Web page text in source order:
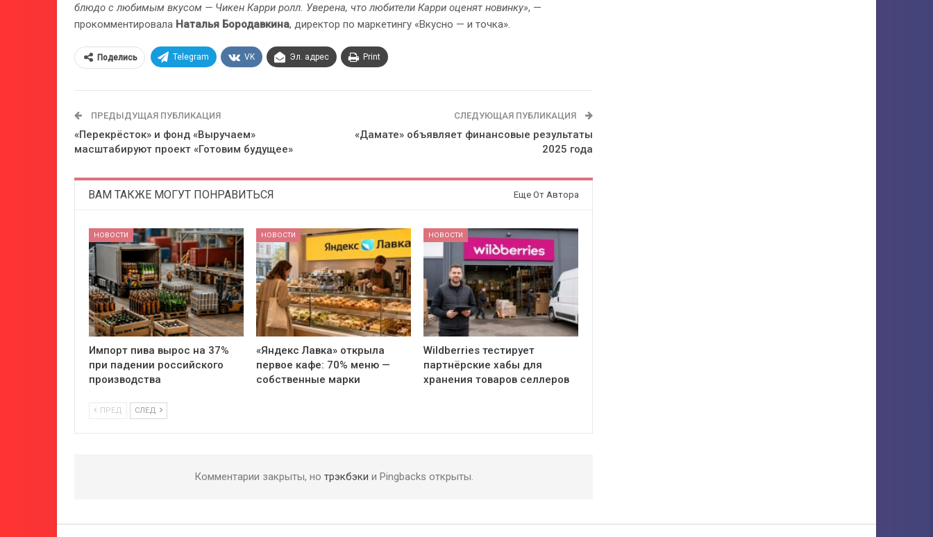
блюдо с любимым вкусом — Чикен Карри ролл. Уверена, что любители Карри оценят новинку», —
прокомментировала Наталья Бородавкина, директор по маркетингу «Вкусно — и точка».
Поделись Telegram VK Эл. адрес Print
ПРЕДЫДУЩАЯ ПУБЛИКАЦИЯ
«Перекрёсток» и фонд «Выручаем»
масштабируют проект «Готовим будущее»
СЛЕДУЮЩАЯ ПУБЛИКАЦИЯ
«Дамате» объявляет финансовые результаты
2025 года
ВАМ ТАКЖЕ МОГУТ ПОНРАВИТЬСЯ Еще От Автора
НОВОСТИ
Импорт пива вырос на 37%
при падении российского
производства
НОВОСТИ
«Яндекс Лавка» открыла
первое кафе: 70% меню —
собственные марки
НОВОСТИ
Wildberries тестирует
партнёрские хабы для
хранения товаров селлеров
ПРЕД СЛЕД
Комментарии закрыты, но трэкбэки и Pingbacks открыты.